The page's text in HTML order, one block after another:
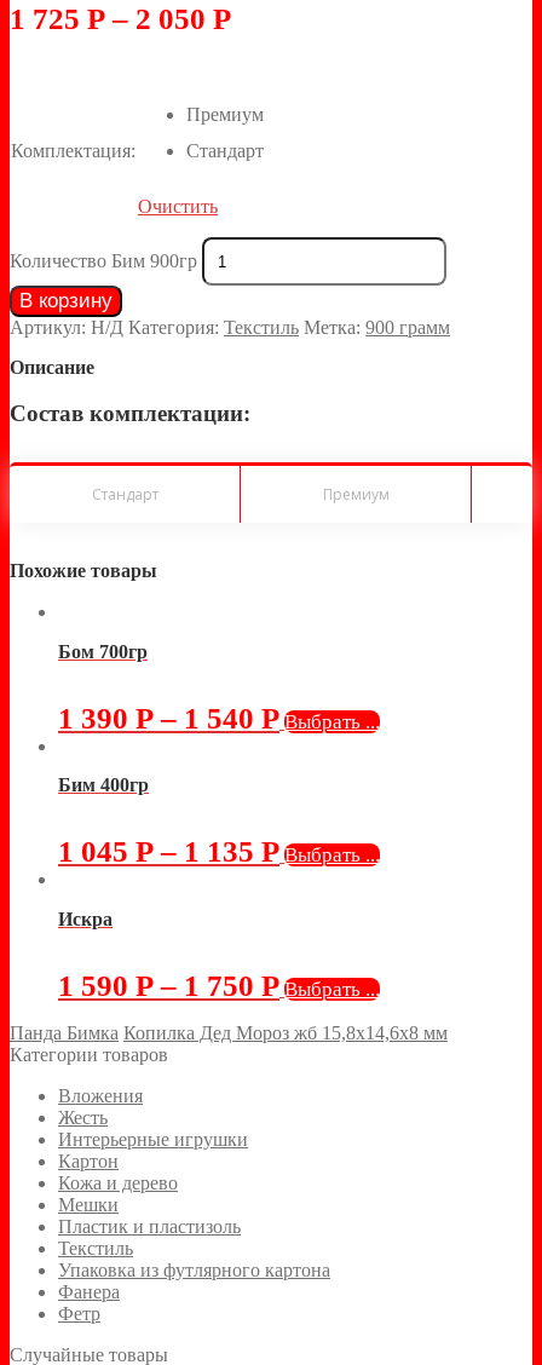
1 725 Р– 2 050 Р
Комплектация:
Премиум
Стандарт
Очистить
Количество Бим 900гр
В корзину
Артикул: Н/Д Категория: Текстиль Метка: 900 грамм
Описание
Состав комплектации:
Стандарт Премиум
Похожие товары
Бом 700гр
1 390 Р– 1 540 Р Выбрать ...
Бим 400гр
1 045 Р– 1 135 Р Выбрать ...
Искра
1 590 Р– 1 750 Р Выбрать ...
Панда Бимка Копилка Дед Мороз жб 15,8х14,6х8 мм
Категории товаров
Вложения
Жесть
Интерьерные игрушки
Картон
Кожа и дерево
Мешки
Пластик и пластизоль
Текстиль
Упаковка из футлярного картона
Фанера
Фетр
Случайные товары